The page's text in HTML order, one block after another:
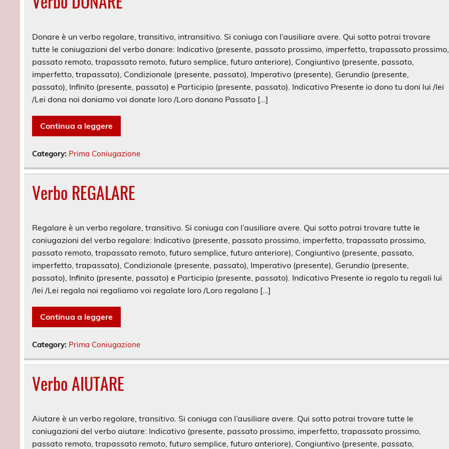
Donare è un verbo regolare, transitivo, intransitivo. Si coniuga con l’ausiliare avere. Qui sotto potrai trovare
tutte le coniugazioni del verbo donare: Indicativo (presente, passato prossimo, imperfetto, trapassato prossimo,
passato remoto, trapassato remoto, futuro semplice, futuro anteriore), Congiuntivo (presente, passato,
imperfetto, trapassato), Condizionale (presente, passato), Imperativo (presente), Gerundio (presente,
passato), Infinito (presente, passato) e Participio (presente, passato). Indicativo Presente io dono tu doni lui /lei
/Lei dona noi doniamo voi donate loro /Loro donano Passato […]
Continua a leggere
Category: Prima Coniugazione
Verbo REGALARE
Regalare è un verbo regolare, transitivo. Si coniuga con l’ausiliare avere. Qui sotto potrai trovare tutte le
coniugazioni del verbo regalare: Indicativo (presente, passato prossimo, imperfetto, trapassato prossimo,
passato remoto, trapassato remoto, futuro semplice, futuro anteriore), Congiuntivo (presente, passato,
imperfetto, trapassato), Condizionale (presente, passato), Imperativo (presente), Gerundio (presente,
passato), Infinito (presente, passato) e Participio (presente, passato). Indicativo Presente io regalo tu regali lui
/lei /Lei regala noi regaliamo voi regalate loro /Loro regalano […]
Continua a leggere
Category: Prima Coniugazione
Verbo AIUTARE
Aiutare è un verbo regolare, transitivo. Si coniuga con l’ausiliare avere. Qui sotto potrai trovare tutte le
coniugazioni del verbo aiutare: Indicativo (presente, passato prossimo, imperfetto, trapassato prossimo,
passato remoto, trapassato remoto, futuro semplice, futuro anteriore), Congiuntivo (presente, passato,